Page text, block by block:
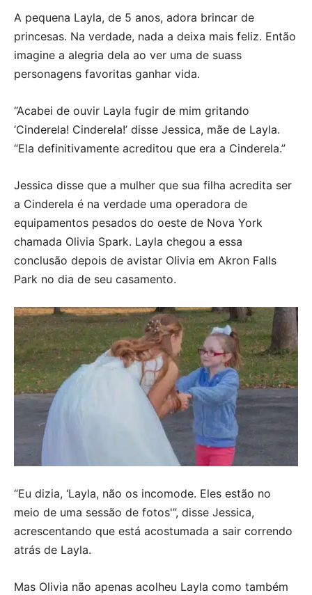
A pequena Layla, de 5 anos, adora brincar de
princesas. Na verdade, nada a deixa mais feliz. Então
imagine a alegria dela ao ver uma de suass
personagens favoritas ganhar vida.
“Acabei de ouvir Layla fugir de mim gritando
‘Cinderela! Cinderela!’ disse Jessica, mãe de Layla.
“Ela definitivamente acreditou que era a Cinderela.”
Jessica disse que a mulher que sua filha acredita ser
a Cinderela é na verdade uma operadora de
equipamentos pesados ​​do oeste de Nova York
chamada Olivia Spark. Layla chegou a essa
conclusão depois de avistar Olivia em Akron Falls
Park no dia de seu casamento.
“Eu dizia, ‘Layla, não os incomode. Eles estão no
meio de uma sessão de fotos'”, disse Jessica,
acrescentando que está acostumada a sair correndo
atrás de Layla.
Mas Olivia não apenas acolheu Layla como também